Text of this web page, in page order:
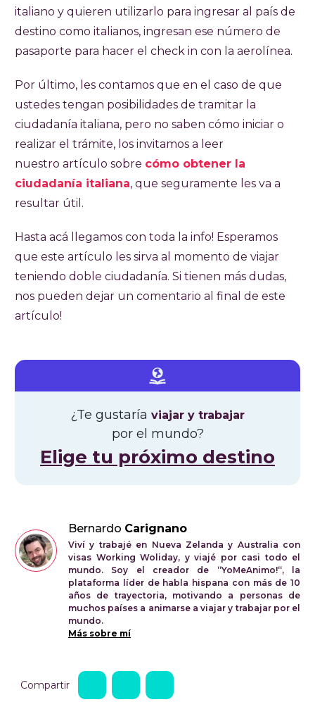
italiano y quieren utilizarlo para ingresar al país de
destino como italianos, ingresan ese número de
pasaporte para hacer el check in con la aerolínea.
Por último, les contamos que en el caso de que
ustedes tengan posibilidades de tramitar la
ciudadanía italiana, pero no saben cómo iniciar o
realizar el trámite, los invitamos a leer
nuestro artículo sobre cómo obtener la
ciudadanía italiana, que seguramente les va a
resultar útil.
Hasta acá llegamos con toda la info! Esperamos
que este artículo les sirva al momento de viajar
teniendo doble ciudadanía. Si tienen más dudas,
nos pueden dejar un comentario al final de este
artículo!
¿Te gustaría viajar y trabajar
por el mundo?
Elige tu próximo destino
Bernardo Carignano
Viví y trabajé en Nueva Zelanda y Australia con
visas Working Woliday, y viajé por casi todo el
mundo. Soy el creador de “YoMeAnimo!“, la
plataforma líder de habla hispana con más de 10
años de trayectoria, motivando a personas de
muchos países a animarse a viajar y trabajar por el
mundo.
Más sobre mí
Compartir